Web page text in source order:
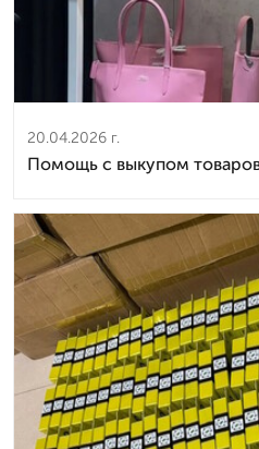
20.04.2026 г.
Помощь с выкупом